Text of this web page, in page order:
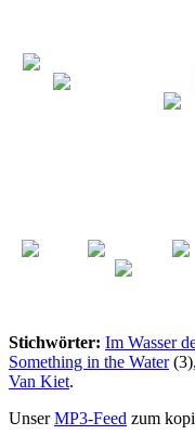
Stichwörter: Im Wasser
Something in the Water(3),
Van Kiet.
UnserMP3-Feed zum